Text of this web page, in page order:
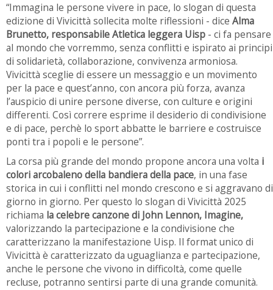
“Immagina le persone vivere in pace, lo slogan di questa
edizione di Vivicittà sollecita molte riflessioni - dice Alma
Brunetto, responsabile Atletica leggera Uisp - ci fa pensare
al mondo che vorremmo, senza conflitti e ispirato ai principi
di solidarietà, collaborazione, convivenza armoniosa.
Vivicittà sceglie di essere un messaggio e un movimento
per la pace e quest’anno, con ancora più forza, avanza
l’auspicio di unire persone diverse, con culture e origini
differenti. Così correre esprime il desiderio di condivisione
e di pace, perchè lo sport abbatte le barriere e costruisce
ponti tra i popoli e le persone”.
La corsa più grande del mondo propone ancora una volta i
colori arcobaleno della bandiera della pace, in una fase
storica in cui i conflitti nel mondo crescono e si aggravano di
giorno in giorno. Per questo lo slogan di Vivicittà 2025
richiama la celebre canzone di John Lennon, Imagine,
valorizzando la partecipazione e la condivisione che
caratterizzano la manifestazione Uisp. Il format unico di
Vivicittà è caratterizzato da uguaglianza e partecipazione,
anche le persone che vivono in difficoltà, come quelle
recluse, potranno sentirsi parte di una grande comunità.